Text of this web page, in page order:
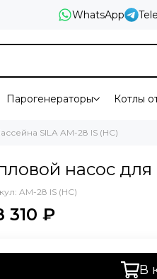
WhatsApp
Парогенераторы Котлы
SILA AM-28 IS (HC)
насос для
AM-28 IS (HC)
310 ₽
В